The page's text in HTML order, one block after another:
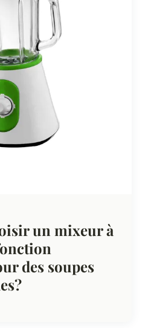
un mixeur à
des soupes